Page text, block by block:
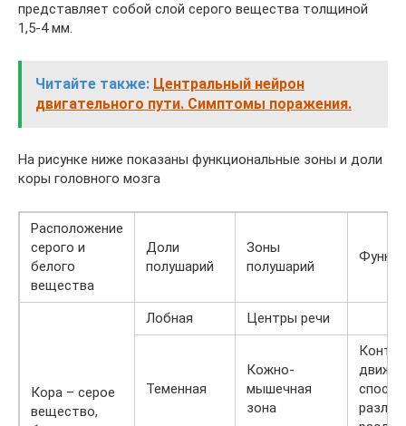
представляет собой слой серого вещества толщиной
1,5-4 мм.
Читайте также: Центральный нейрон
двигательного пути. Симптомы поражения.
На рисунке ниже показаны функциональные зоны и доли
коры головного мозга
Расположение
серого и
белого
вещества
Доли
полушарий
Зоны
полушарий
Кора – серое
вещество,
Лобная Центры речи
Теменная
Кожно-
мышечная
зона